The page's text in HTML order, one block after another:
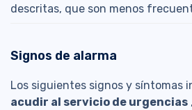
descritas, que son menos
Signos de alarma
Los siguientes signos y síntomas
acudir al servicio de urgencias